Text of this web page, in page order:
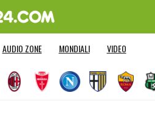
AUDIO ZONE MONDIALI VIDEO